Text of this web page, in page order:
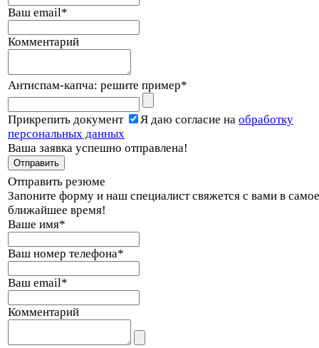
Ваш email*
Комментарий
Антиспам-капча: решите пример*
Прикрепить документ Я даю согласие на обработку
персональных данных
Ваша заявка успешно отправлена!
Отправить резюме
Запоните форму и наш специалист свяжется с вами в самое
ближайшее время!
Ваше имя*
Ваш номер телефона*
Ваш email*
Комментарий